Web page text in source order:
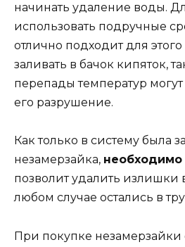
начинать удаление воды.
использовать подручные
отлично подходит для
заливать в бачок кипяток,
перепады температур
его разрушение.
Как только в систему была
незамерзайка, необходимо
позволит удалить излишки
любом случае остались в
При покупке незамерзайки